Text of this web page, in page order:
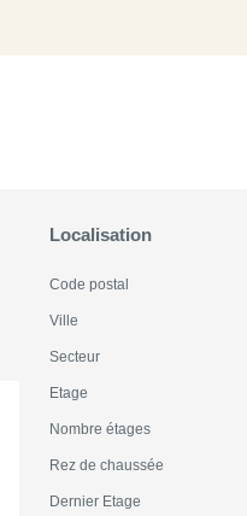
Localisation
Code postal
Ville
Secteur
Etage
Nombre étages
Rez de chaussée
Dernier Etage